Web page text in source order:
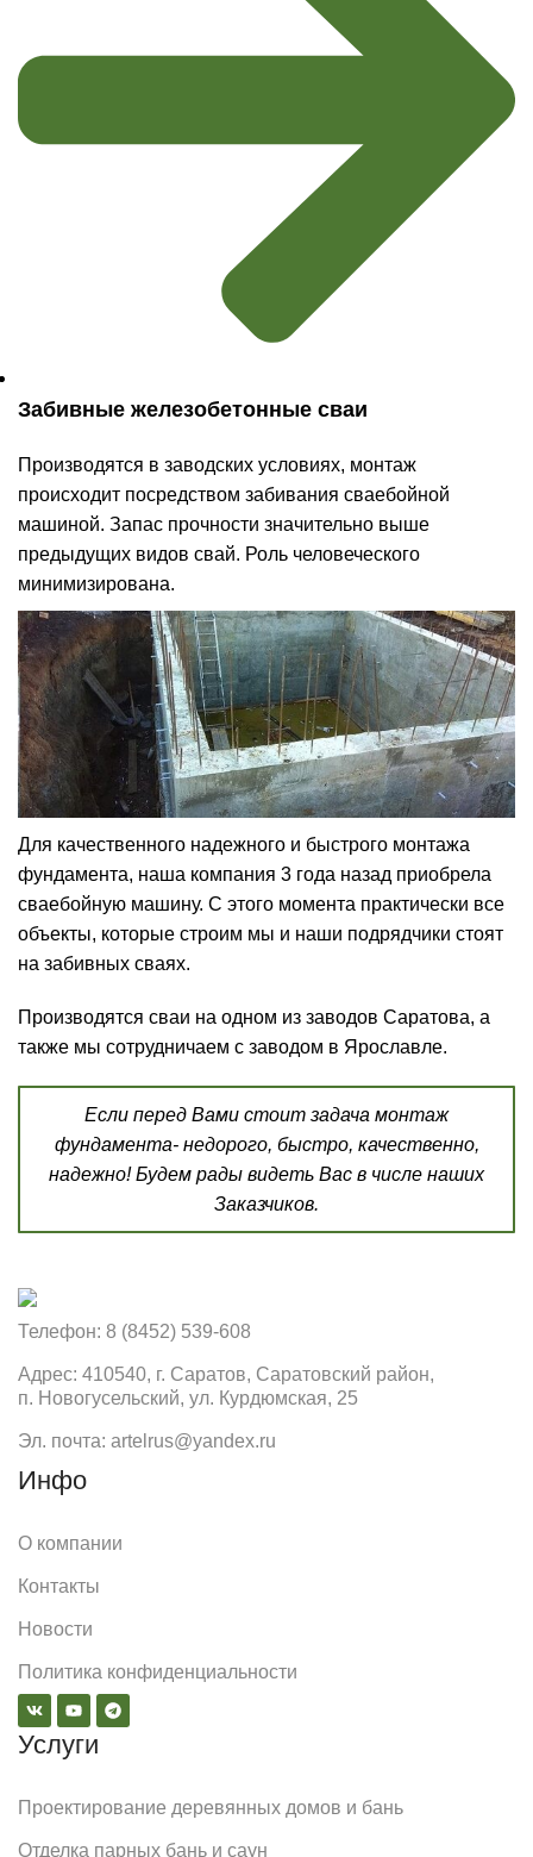
Забивные железобетонные сваи
Производятся в заводских условиях, монтаж
происходит посредством забивания сваебойной
машиной. Запас прочности значительно выше
предыдущих видов свай. Роль человеческого
минимизирована.
Для качественного надежного и быстрого монтажа
фундамента, наша компания 3 года назад приобрела
сваебойную машину. С этого момента практически все
объекты, которые строим мы и наши подрядчики стоят
на забивных сваях.
Производятся сваи на одном из заводов Саратова, а
также мы сотрудничаем с заводом в Ярославле.
Если перед Вами стоит задача монтаж
фундамента- недорого, быстро, качественно,
надежно! Будем рады видеть Вас в числе наших
Заказчиков.
Телефон: 8 (8452) 539-608
Адрес: 410540, г. Саратов, Саратовский район,
п. Новогусельский, ул. Курдюмская, 25
Эл. почта: artelrus@yandex.ru
Инфо
О компании
Контакты
Новости
Политика конфиденциальности
Услуги
Проектирование деревянных домов и бань
Отделка парных бань и саун